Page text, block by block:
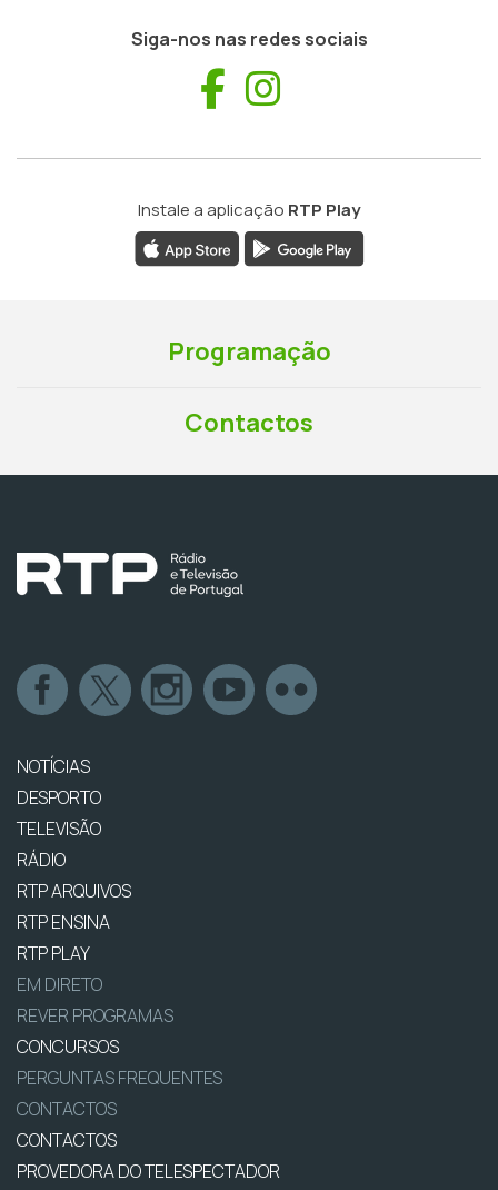
Siga-nos nas redes sociais
Facebook
Instale a aplicação RTP Play
Programação
Contactos
NOTÍCIAS
DESPORTO
TELEVISÃO
RÁDIO
RTP ARQUIVOS
RTP ENSINA
RTP PLAY
EM DIRETO
REVER PROGRAMAS
CONCURSOS
PERGUNTAS FREQUENTES
CONTACTOS
CONTACTOS
PROVEDORA DO TELESPECTADOR